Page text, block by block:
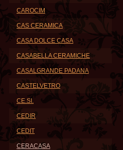
CAROCIM
CAS CERAMICA
CASA DOLCE CASA
CASABELLA CERAMICHE
CASALGRANDE PADANA
CASTELVETRO
CE.SI.
CEDIR
CEDIT
CERACASA